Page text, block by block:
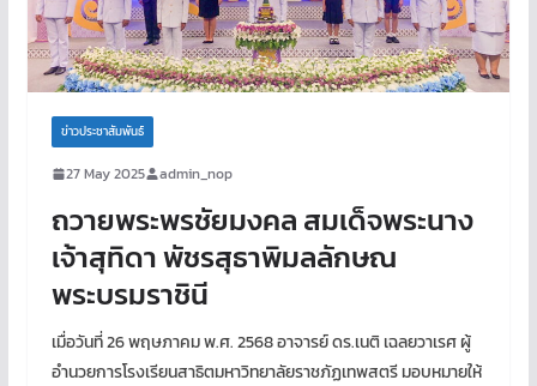
ข่าวประชาสัมพันธ์
27 May 2025 admin_nop
ถวายพระพรชัยมงคล สมเด็จพระนาง
เจ้าสุทิดา พัชรสุธาพิมลลักษณ
พระบรมราชินี
เมื่อวันที่ 26 พฤษภาคม พ.ศ. 2568 อาจารย์ ดร.เนติ เฉลยวาเรศ ผู้
อำนวยการโรงเรียนสาธิตมหาวิทยาลัยราชภัฏเทพสตรี มอบหมายให้